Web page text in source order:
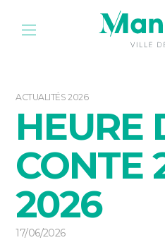
ACTUALITÉS 2026
HEURE
CONTE
2026
17/06/2026